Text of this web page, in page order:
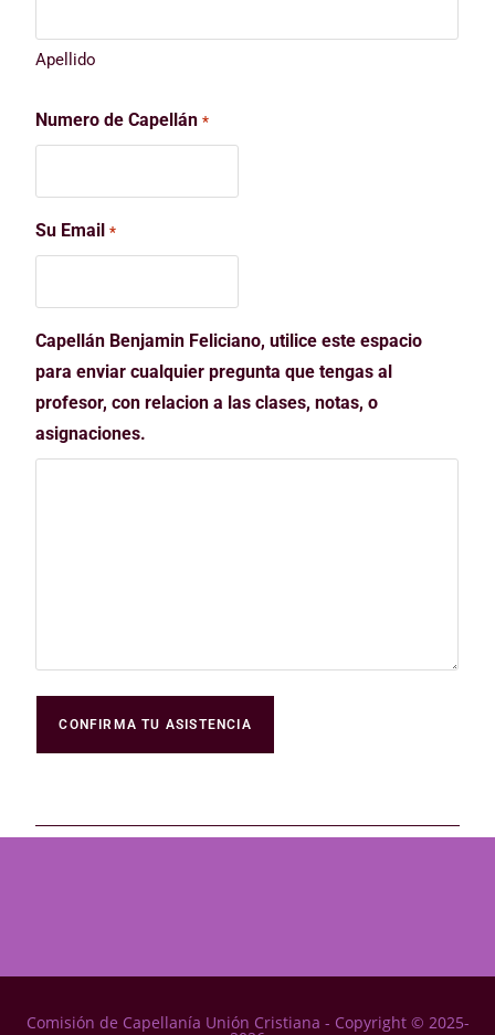
Apellido
Numero de Capellán *
Su Email *
Capellán Benjamin Feliciano, utilice este espacio
para enviar cualquier pregunta que tengas al
profesor, con relacion a las clases, notas, o
asignaciones.
Comisión de Capellanía Unión Cristiana - Copyright © 2025-